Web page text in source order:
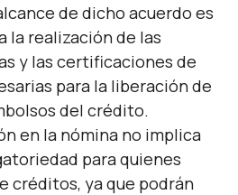
de dicho acuerdo es
la realización de las
y las certificaciones de
para la liberación de
del crédito.
en la nómina no implica
para quienes
créditos, ya que podrán